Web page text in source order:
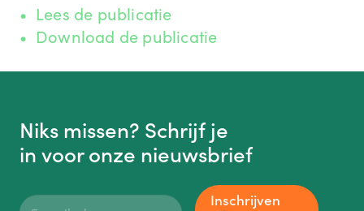
Lees de publicatie
Download de publicatie
Niks missen? Schrijf je
in voor onze nieuwsbrief
Inschrijven